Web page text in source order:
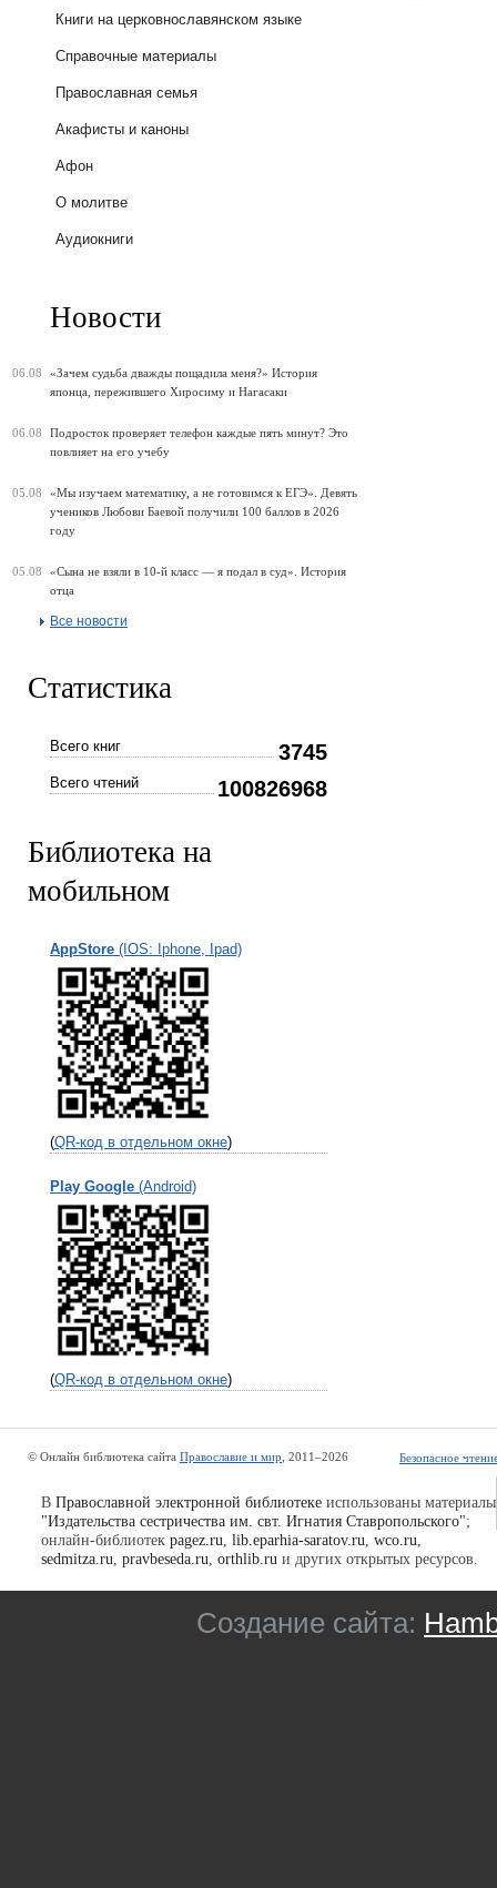
Книги на церковнославянском языке
Справочные материалы
Православная семья
Акафисты и каноны
Афон
О молитве
Аудиокниги
Новости
06.08
«Зачем судьба дважды пощадила меня?» История
японца, пережившего Хиросиму и Нагасаки
06.08
Подросток проверяет телефон каждые пять минут? Это
повлияет на его учебу
05.08
«Мы изучаем математику, а не готовимся к ЕГЭ». Девять
учеников Любови Баевой получили 100 баллов в 2026
году
05.08
«Сына не взяли в 10-й класс — я подал в суд». История
отца
Все новости
Статистика
3745
Всего книг
100826968
Всего чтений
Библиотека на
мобильном
AppStore (IOS: Iphone, Ipad)
(QR-код в отдельном окне)
Play Google (Android)
(QR-код в отдельном окне)
© Онлайн библиотека сайта Православие и мир, 2011–2026 Безопасное
В Православной электронной библиотеке использованы материалы
"Издательства сестричества им. свт. Игнатия Ставропольского";
онлайн-библиотек pagez.ru lib.eparhia-saratov.ru wco.ru
sedmitza.ru pravbeseda.ru orthlib.ru и других открытых ресурсов.
Создание сайта: